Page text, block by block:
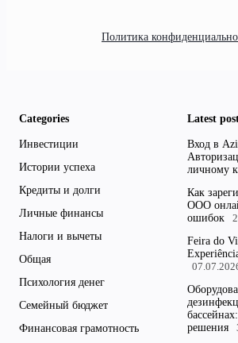
Политика
Categories
Инвестиции
Истории успеха
Кредиты и долги
Личные финансы
Налоги и вычеты
Общая
Психология денег
Семейный бюджет
Финансовая грамотность
Latest
Вход в
личному
Как
ООО
ошибок
Feira do
решения